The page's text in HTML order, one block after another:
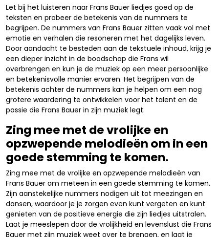
Let bij het luisteren naar Frans Bauer liedjes goed op de
teksten en probeer de betekenis van de nummers te
begrijpen. De nummers van Frans Bauer zitten vaak vol met
emotie en verhalen die resoneren met het dagelijks leven.
Door aandacht te besteden aan de tekstuele inhoud, krijg je
een dieper inzicht in de boodschap die Frans wil
overbrengen en kun je de muziek op een meer persoonlijke
en betekenisvolle manier ervaren. Het begrijpen van de
betekenis achter de nummers kan je helpen om een nog
grotere waardering te ontwikkelen voor het talent en de
passie die Frans Bauer in zijn muziek legt.
Zing mee met de vrolijke en
opzwepende melodieën om in een
goede stemming te komen.
Zing mee met de vrolijke en opzwepende melodieën van
Frans Bauer om meteen in een goede stemming te komen.
Zijn aanstekelijke nummers nodigen uit tot meezingen en
dansen, waardoor je je zorgen even kunt vergeten en kunt
genieten van de positieve energie die zijn liedjes uitstralen.
Laat je meeslepen door de vrolijkheid en levenslust die Frans
Bauer met zijn muziek weet over te brengen, en laat je